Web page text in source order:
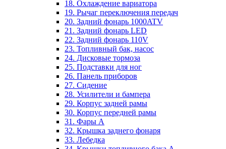
18. Охлаждение вариатора
19. Рычаг переключения передач
20. Задний фонарь 1000ATV
21. Задний фонарь LED
22. Задний фонарь 110V
23. Топливный бак, насос
24. Дисковые тормоза
25. Подставки для ног
26. Панель приборов
27. Сидение
28. Усилители и бампера
29. Корпус задней рамы
30. Корпус передней рамы
31. Фары А
32. Крышка заднего фонаря
33. Лебедка